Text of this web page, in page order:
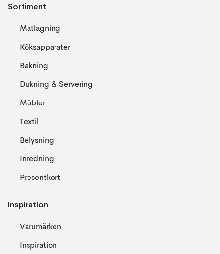
Sortiment
Matlagning
Köksapparater
Bakning
Dukning & Servering
Möbler
Textil
Belysning
Inredning
Presentkort
Inspiration
Varumärken
Inspiration